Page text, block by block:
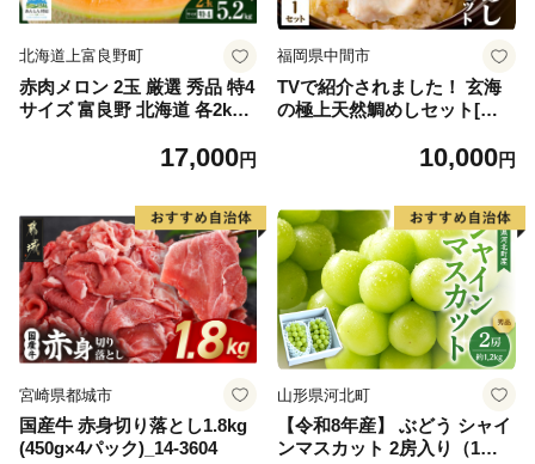
北海道上富良野町
赤肉メロン 2玉 厳選 秀品 特4
サイズ 富良野 北海道 各2kg
富良野 メロン めろん 果物 く
17,000円
福岡県中間市
TVで紹介されました！ 玄海
の極上天然鯛めしセット[鯛
だし]【010-0001】10,000円
宮崎県都城市
国産牛 赤身切り落とし1.8kg
(450g×4パック)_14-3604
山形県河北町
【令和8年産】 ぶどう シャイ
ンマスカット 2房入り（1房6